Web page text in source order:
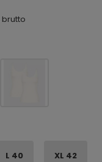
brutto
L 40 XL 42